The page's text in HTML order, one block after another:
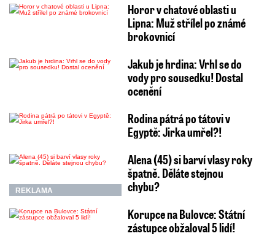
Horor v chatové oblasti u
Lipna: Muž střílel po známé
brokovnicí
Jakub je hrdina: Vrhl se do
vody pro sousedku! Dostal
ocenění
Rodina pátrá po tátovi v
Egyptě: Jirka umřel?!
REKLAMA
Alena (45) si barví vlasy roky
špatně. Děláte stejnou
chybu?
Korupce na Bulovce: Státní
zástupce obžaloval 5 lidí!